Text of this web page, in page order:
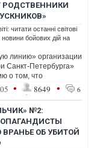
РОДСТВЕННИКИ
читати останні світові
бойових дій на
линию» организации
Санкт-Петербурга»
о том, что
• 8649 • 6
№2:
ОБ УБИТОЙ